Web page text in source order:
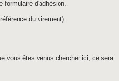
formulaire d'adhésion.
du virement).
vous êtes venus chercher ici, ce sera